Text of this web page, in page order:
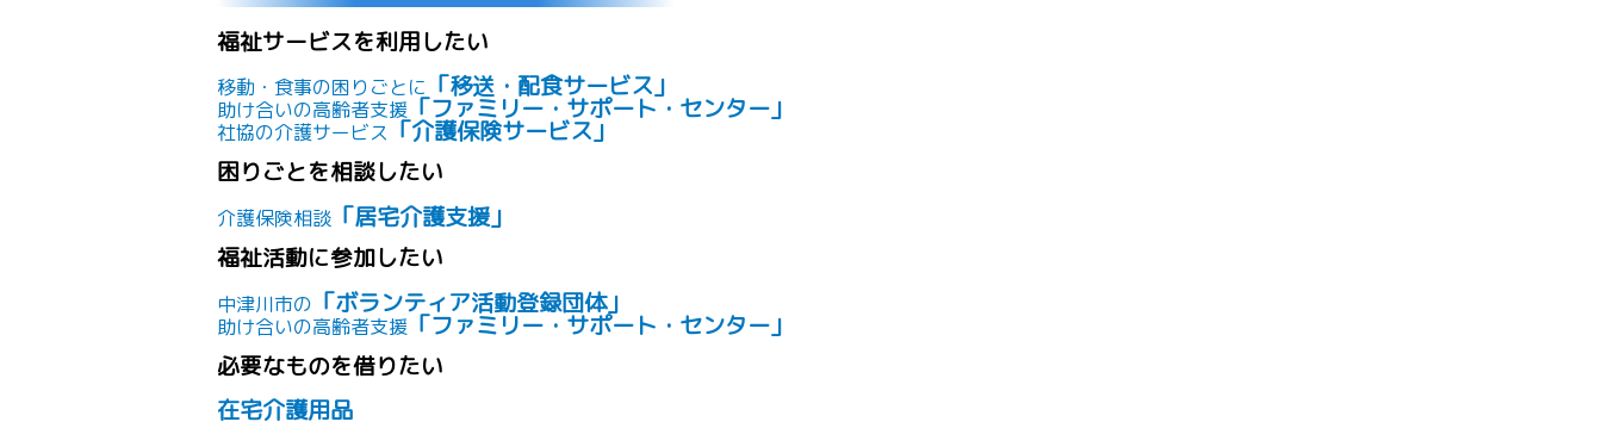
福祉サービスを利用したい
移動・食事の困りごとに 「移送・配食サービス」
助け合いの高齢者支援 「ファミリー・サポート・センター」
社協の介護サービス 「介護保険サービス」
困りごとを相談したい
介護保険相談 「居宅介護支援」
福祉活動に参加したい
中津川市の 「ボランティア活動登録団体」
助け合いの高齢者支援 「ファミリー・サポート・センター」
必要なものを借りたい
在宅介護用品